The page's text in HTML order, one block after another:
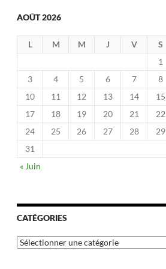
AOÛT 2026
L M M J V S
1
3
4 5 6 7 8
10
11 12 13 14 15
17
18 19 20 21 22
24
25 26 27 28 29
31
« Juin
CATÉGORIES
Catégories